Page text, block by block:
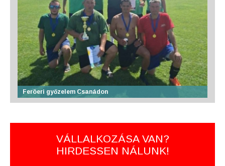
Feröeri győzelem Csanádon
VÁLLALKOZÁSA VAN?
HIRDESSEN NÁLUNK!